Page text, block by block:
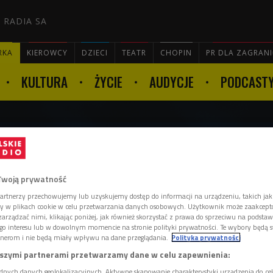
RADIA SA
KIEROWCY DZIECI TEATR CHOPIN PR DLA

KULTURA ŻYCIE AUDYCJE
miastem
tytuł Zielonej Stolicy Europy
prywatność
przechowujemy lub uzyskujemy dostęp do informacji na urządzeniu, takich
w plikach cookie w celu przetwarzania danych osobowych. Użytkownik może
nimi, klikając poniżej, jak również skorzystać z prawa do sprzeciwu na
interesu lub w dowolnym momencie na stronie polityki prywatności. Te wybory będą
i nie będą miały wpływu na dane przeglądania. Polityka prywatności
partnerami przetwarzamy dane w celu zapewnienia: